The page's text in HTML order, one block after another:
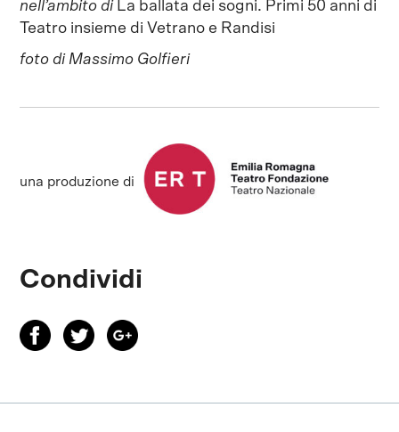
nell’ambito di La ballata dei sogni. Primi 50 anni di
Teatro insieme di Vetrano e Randisi
foto di Massimo Golfieri
una produzione di
Condividi